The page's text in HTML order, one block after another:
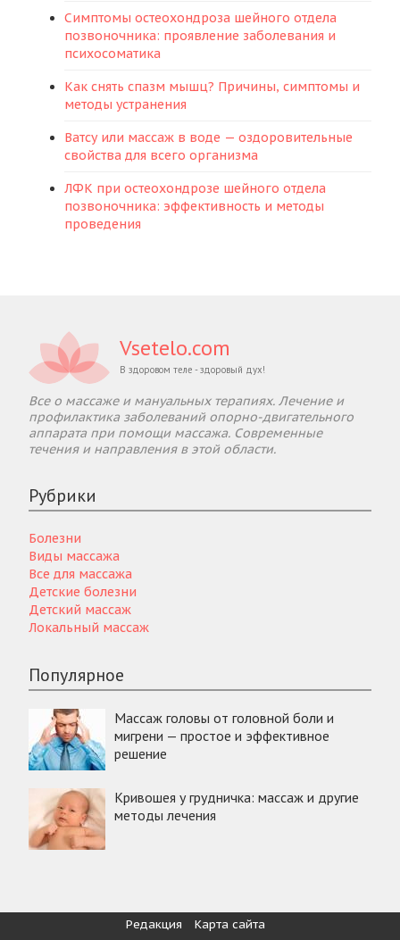
Симптомы остеохондроза шейного отдела
позвоночника: проявление заболевания и
психосоматика
Как снять спазм мышц? Причины, симптомы и
методы устранения
Ватсу или массаж в воде — оздоровительные
свойства для всего организма
ЛФК при остеохондрозе шейного отдела
позвоночника: эффективность и методы
проведения
Vsetelo.com
В здоровом теле - здоровый дух!
Все о массаже и мануальных терапиях. Лечение и
профилактика заболеваний опорно-двигательного
аппарата при помощи массажа. Современные
течения и направления в этой области.
Рубрики
Болезни
Виды массажа
Все для массажа
Детские болезни
Детский массаж
Локальный массаж
Популярное
Массаж головы от головной боли и
мигрени — простое и эффективное
решение
Кривошея у грудничка: массаж и другие
методы лечения
Редакция Карта сайта